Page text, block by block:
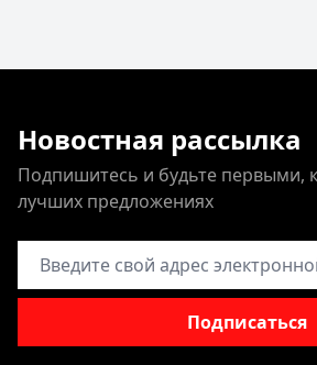
Новостная рассылка
Подпишитесь и будьте первыми,
лучших предложениях
Адрес электронной почты
Подписаться